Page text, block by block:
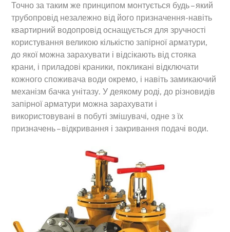
Точно за таким же принципом монтується будь – який
трубопровід незалежно від його призначення-навіть
квартирний водопровід оснащується для зручності
користування великою кількістю запірної арматури,
до якої можна зарахувати і відсікають від стояка
крани, і приладові краники, покликані відключати
кожного споживача води окремо, і навіть замикаючий
механізм бачка унітазу. У деякому роді, до різновидів
запірної арматури можна зарахувати і
використовувані в побуті змішувачі, одне з їх
призначень – відкривання і закривання подачі води.